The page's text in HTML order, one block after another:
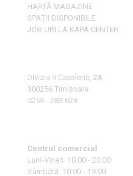
HARTĂ MAGAZINE
SPAȚII DISPONIBILE
JOB-URI LA KAPA CENTER
Divizia 9 Cavalerie, 2A
300256 Timișoara
0256 - 283 628
Centrul comercial
Luni-Vineri: 10:00 - 20:00
Sâmbătă: 10:00 - 19:00